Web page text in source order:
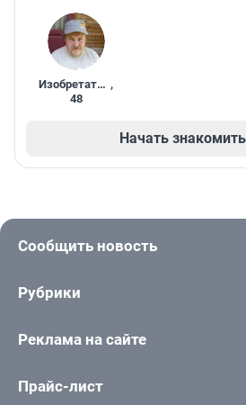
Изобретатель ,
48
Начать
Сообщить новость
Рубрики
Реклама на сайте
Прайс-лист